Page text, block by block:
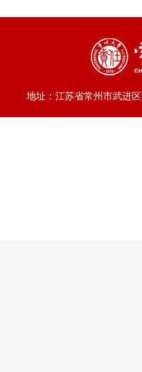
地址：江苏省常州市武进